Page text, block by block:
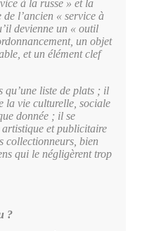
à la russe » et la
l’ancien « service à
devienne un « outil
un objet
et un élément clef
qu’une liste de plats ; il
la vie culturelle, sociale
donnée ; il se
et publicitaire
collectionneurs, bien
qui le négligèrent trop
?